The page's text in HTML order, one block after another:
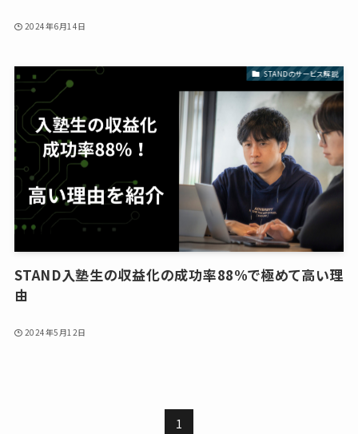
2024年6月14日
STANDのサービス解説
STAND入塾生の収益化の成功率88%で極めて高い理
由
2024年5月12日
1